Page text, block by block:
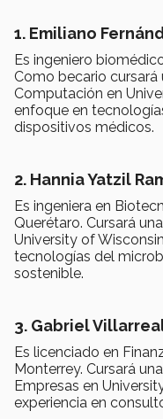
1. Emiliano
Es ingeniero
Como becario cursará
Computación en
enfoque en
dispositivos médicos.
2. Hannia Yatzil
Es ingeniera en
Querétaro. Cursará
University of
tecnologías del
sostenible.
3. Gabriel
Es licenciado en
Monterrey. Cursará
Empresas en
experiencia en